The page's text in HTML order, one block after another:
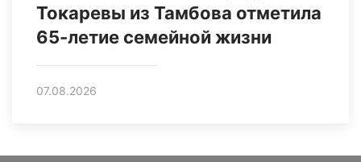
Токаревы из Тамбова отметила
65-летие семейной жизни
07.08.2026